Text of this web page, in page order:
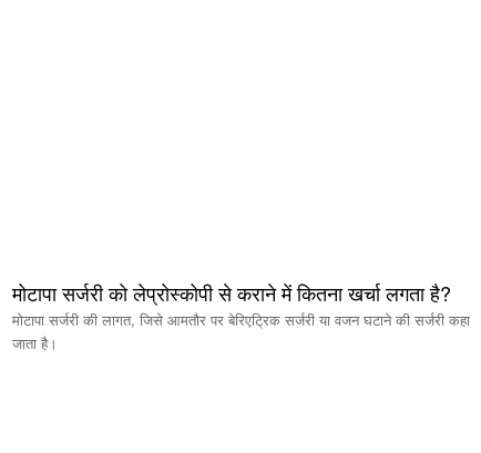
मोटापा सर्जरी को लेप्रोस्कोपी से कराने में कितना खर्चा लगता है?
मोटापा सर्जरी की लागत, जिसे आमतौर पर बेरिएट्रिक सर्जरी या वजन घटाने की सर्जरी कहा
जाता है।